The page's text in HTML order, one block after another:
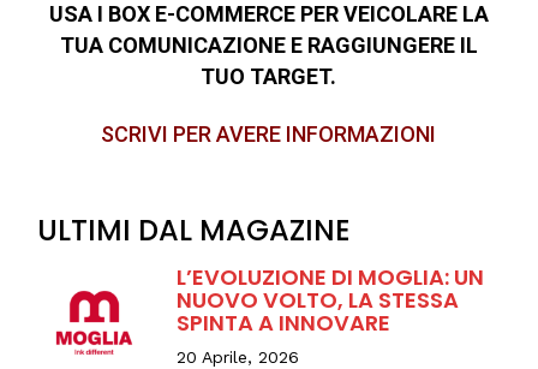
USA I BOX E-COMMERCE PER VEICOLARE LA
TUA COMUNICAZIONE E RAGGIUNGERE IL
TUO TARGET.
SCRIVI PER AVERE INFORMAZIONI
ULTIMI DAL MAGAZINE
L’EVOLUZIONE DI MOGLIA: UN
NUOVO VOLTO, LA STESSA
SPINTA A INNOVARE
20 Aprile, 2026